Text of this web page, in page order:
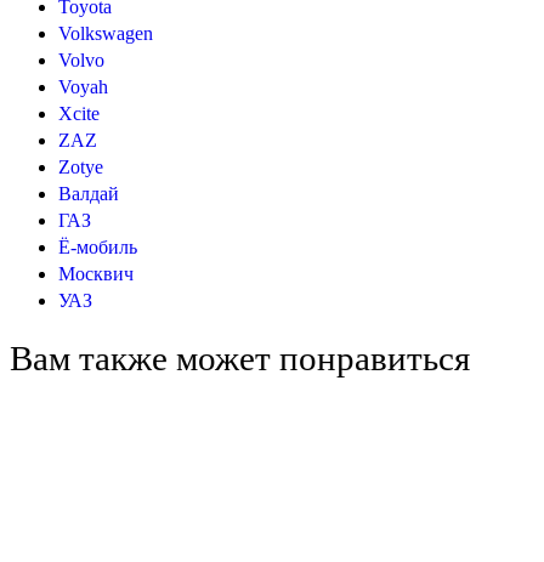
Toyota
Volkswagen
Volvo
Voyah
Xcite
ZAZ
Zotye
Валдай
ГАЗ
Ё-мобиль
Москвич
УАЗ
Вам также может понравиться